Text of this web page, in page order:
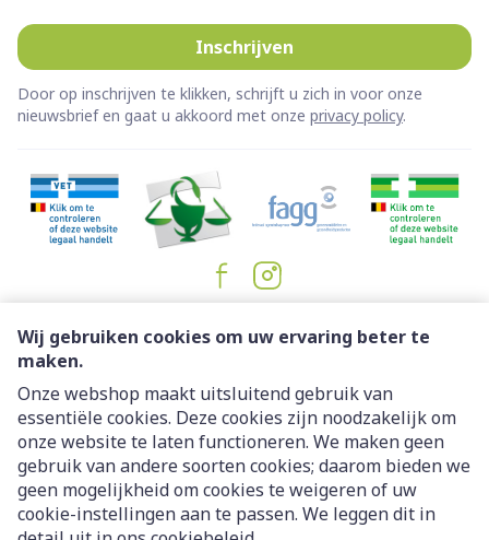
Wij gebruiken cookies om uw ervaring beter te
maken.
Onze webshop maakt uitsluitend gebruik van
essentiële cookies. Deze cookies zijn noodzakelijk om
onze website te laten functioneren. We maken geen
gebruik van andere soorten cookies; daarom bieden we
geen mogelijkheid om cookies te weigeren of uw
cookie-instellingen aan te passen. We leggen dit in
Inschrijven
Door op inschrijven te klikken, schrijft u zich in voor onze
nieuwsbrief en gaat u akkoord met onze privacy policy.
Juridische links